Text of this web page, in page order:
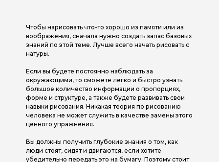
Чтобы нарисовать что-то хорошо из памяти или из
воображения, сначала нужно создать запас базовых
знаний по этой теме. Лучше всего начать рисовать с
натуры.
Если вы будете постоянно наблюдать за
окружающими, то сможете легко и быстро узнать
большое количество информации о пропорциях,
форме и структуре, а также будете развивать свои
навыки рисования. Никакая теория по рисованию
человека не может служить в качестве замены этого
ценного упражнения.
Вы должны получить глубокие знания о том, как
люди стоят, сидят и двигаются, если хотите
убедительно передать это на бумагу. Поэтому стоит